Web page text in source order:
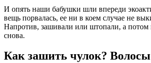
И опять наши бабушки шли впереди
вещь порвалась, ее ни в коем случае не
Напротив, зашивали или штопали, а потом
снова.
Как зашить чулок? Волосы